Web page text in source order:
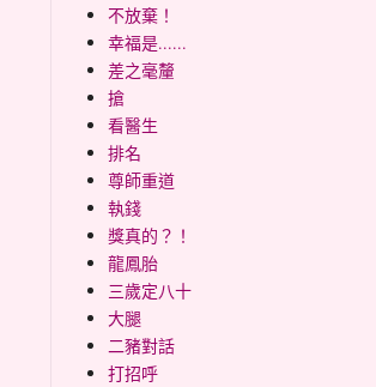
不放棄！
幸福是......
差之毫釐
搶
看醫生
排名
尊師重道
執錢
獎真的？！
龍鳳胎
三歲定八十
大腿
二豬對話
打招呼